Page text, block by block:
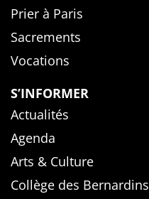
Prier à Paris
Sacrements
Vocations
S’INFORMER
Actualités
Agenda
Arts & Culture
Collège des Bernardins